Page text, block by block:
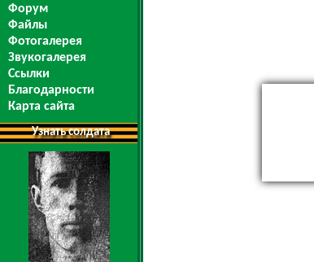
Форум
Файлы
Фотогалерея
Звукогалерея
Ссылки
Благодарности
Карта сайта
Узнать солдата